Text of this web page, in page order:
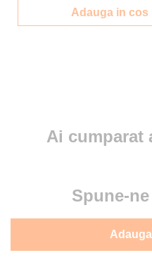
Ai cumparat
Spune-
Adauga in cos